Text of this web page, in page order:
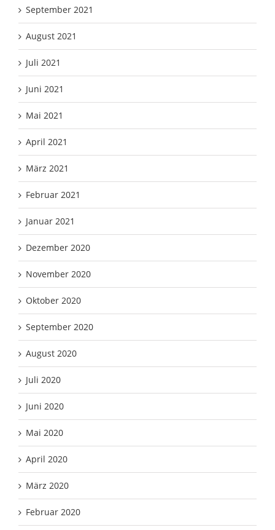
September 2021
August 2021
Juli 2021
Juni 2021
Mai 2021
April 2021
März 2021
Februar 2021
Januar 2021
Dezember 2020
November 2020
Oktober 2020
September 2020
August 2020
Juli 2020
Juni 2020
Mai 2020
April 2020
März 2020
Februar 2020